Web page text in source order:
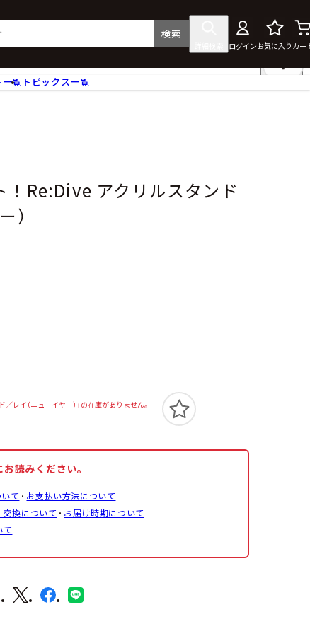
検索
ログインお気に入り カー
アクセサリー
覧 トピックス一覧
！Re:Dive アクリルスタンド
）
レイ（ニューイヤー）」の在庫がありません。
読みください。
て
お支払い方法について
換について
お届け時期について
て